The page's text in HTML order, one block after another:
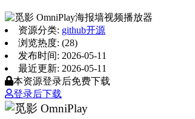
资源分类: github开源
浏览热度: (28)
发布时间: 2026-05-11
最近更新: 2026-05-11
本资源登录后免费下载
登录后下载